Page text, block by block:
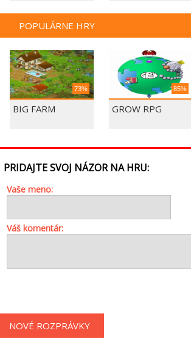
POPULÁRNE HRY
73%
BIG FARM
85%
GROW RPG
PRIDAJTE SVOJ NÁZOR NA HRU:
Vaše meno:
Váš komentár:
NOVÉ ROZPRÁVKY